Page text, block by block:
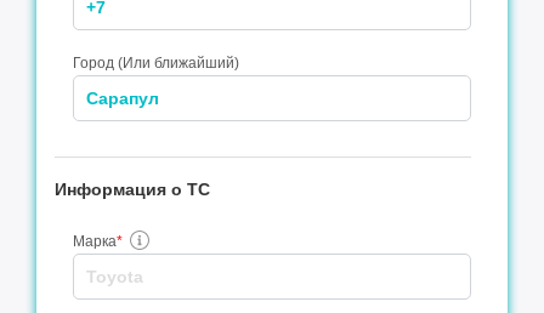
Город (Или ближайший)
Информация о ТС
Марка*